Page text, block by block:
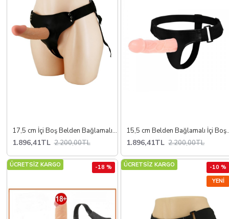
17,5 cm İçi Boş Belden Bağlamalı Protez Penis
1.896,41TL 2.200,00TL
15,5 cm
1.896,41TL 2.200,00TL
ÜCRETSİZ KARGO -18 %
YENI
ÜCRETSİZ KARGO -10 %